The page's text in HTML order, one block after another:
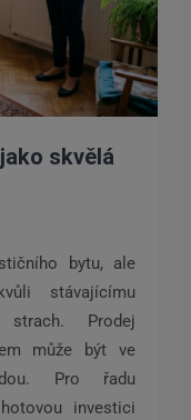
skvělá
bytu, ale
stávajícímu
Prodej
může být ve
Pro řadu
investici